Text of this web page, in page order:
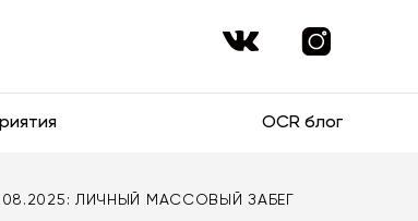
OCR блог
ЛИЧНЫЙ МАССОВЫЙ ЗАБЕГ